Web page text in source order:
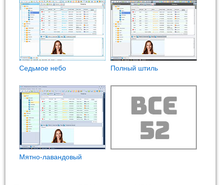
Седьмое небо Полный штиль
Мятно-лавандовый